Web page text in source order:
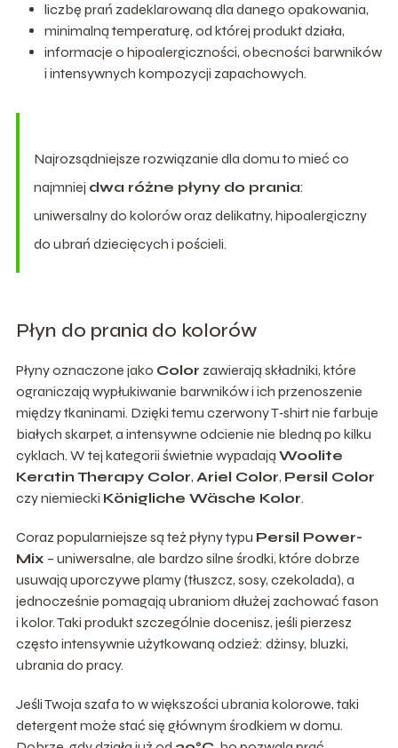
liczbę prań zadeklarowaną dla danego opakowania,
minimalną temperaturę, od której produkt działa,
informacje o hipoalergiczności, obecności barwników
i intensywnych kompozycji zapachowych.
Najrozsądniejsze rozwiązanie dla domu to mieć co
najmniej dwa różne płyny do prania:
uniwersalny do kolorów oraz delikatny, hipoalergiczny
do ubrań dziecięcych i pościeli.
Płyn do prania do kolorów
Płyny oznaczone jako Color zawierają składniki, które
ograniczają wypłukiwanie barwników i ich przenoszenie
między tkaninami. Dzięki temu czerwony T‑shirt nie farbuje
białych skarpet, a intensywne odcienie nie bledną po kilku
cyklach. W tej kategorii świetnie wypadają Woolite
Keratin Therapy Color, Ariel Color, Persil Color
czy niemiecki Königliche Wäsche Kolor.
Coraz popularniejsze są też płyny typu Persil Power-
Mix – uniwersalne, ale bardzo silne środki, które dobrze
usuwają uporczywe plamy (tłuszcz, sosy, czekolada), a
jednocześnie pomagają ubraniom dłużej zachować fason
i kolor. Taki produkt szczególnie docenisz, jeśli pierzesz
często intensywnie użytkowaną odzież: dżinsy, bluzki,
ubrania do pracy.
Jeśli Twoja szafa to w większości ubrania kolorowe, taki
detergent może stać się głównym środkiem w domu.